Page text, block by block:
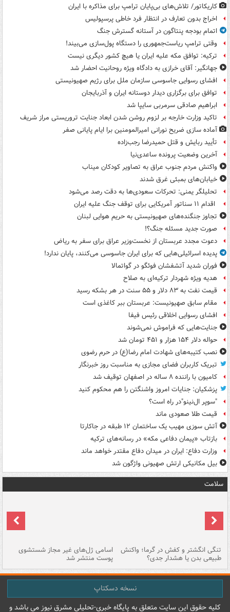
کاریکاتور/ تلاش‌های بی‌پایان ترامپ برای مذاکره با ایران
اخراج بدون تعارف در انتظار فرد خاطی پرسپولیس
اتمام بودجه پنتاگون در آستانه گسترش جنگ
وقتی ترامپ ریاست‌جمهوری را دستگاه پول‌سازی می‌بیند!
ترکیه: توافق مکه علیه ایران یا هیچ کشور دیگری نیست
جهانگیر: آقای خرازی به دادگاه ویژه روحانیت احضار شد
افشای رسوایی جاسوسی سازمان ملل برای رژیم صهیونیستی
توافق برای برگزاری دیدار دوستانه ایران و آذربایجان
ابراهیم صادقی سرمربی سایپا شد
تاکید وزارت خارجه بر لزوم روشن شدن ابعاد جنایت تروریستی مراز شریف
آماده سازی ضریح نورانی امیرالمومنین برا ایام پایانی صفر
تأیید ربایش و قتل حمیدرضا رجب‌زاده
آخرین وضعیت پرونده ساعدی‌نیا
واکنش مردم جنوب عراق به تصاویر کودکان میناب
خیابان‌های بمبئی غرق شدند
تحلیلگر یمنی: تحرکات سعودی‌ها به دقت رصد می‌شود
اقدام ۱۱ سناتور آمریکایی برای توقف جنگ علیه ایران
تجاوز جنگنده‌های صهیونیستی به حریم هوایی لبنان
صورت جدید مسئله جنگ؟!
دعوت مجدد عربستان از نخست‌وزیر عراق برای سفر به ریاض
پدیده اسرائیلی‌هایی که برای ایران جاسوسی می‌کنند، پایان ندارد!
فوران شدید آتشفشان فوئگو در گواتمالا
هدیه ویژه شهردار ترکیه‌ای به صلاح
قیمت نفت به ۸۳ دلار و ۵۵ سنت در هر بشکه رسید
مقام سابق صهیونیست: عربستان ببر کاغذی است
افشای رسوایی اخلاقی رئیس فیفا
جنایت‌هایی که فراموش نمی‌شوند
حواله دلار ۱۵۴ هزار و ۴۵۱ تومان شد
نصب کتیبه‌های شهادت امام رضا(ع) در حرم رضوی
تبریک کاربران فضای مجازی به مناسبت روز خبرنگار
کامیون با راننده ۸ ساله در اصفهان توقیف شد
پزشکیان: جنایات امروز واشنگتن را هم محکوم کنید
"سوپر ال‌نینو"در راه است؟
قیمت طلا صعودی ماند
آتش سوزی مهیب یک ساختمان ۱۲ طبقه در جاکارتا
بازتاب «پیمان دفاعی مکه» در رسانه‌های ترکیه
وزارت دفاع: ایران در میدان دفاع مقتدر خواهد ماند
بیل مکانیکی ارتش صهیونی واژگون شد
سلامت
تنگی انگشتر و کفش در گرما؛ واکنش
طبیعی بدن یا هشدار جدی؟
اسامی ژل‌های غیر مجاز شستشوی
پوست منتشر شد
نسخه دسکتاپ
کليه حقوق اين سايت متعلق به پایگاه خبري-تحليلي مشرق نيوز می باشد و